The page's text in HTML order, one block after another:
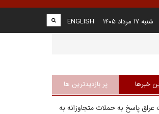
ENGLISH شنبه ۱۷ مرداد ۱۴۰۵
خبرها پر بازدیدترین ها
عراق پاسخ به حملات متجاوزانه به